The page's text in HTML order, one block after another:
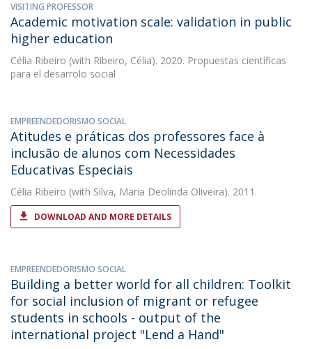
VISITING PROFESSOR
Academic motivation scale: validation in public
higher education
Célia Ribeiro (with Ribeiro, Célia). 2020. Propuestas científicas
para el desarrolo social
EMPREENDEDORISMO SOCIAL
Atitudes e práticas dos professores face à
inclusão de alunos com Necessidades
Educativas Especiais
Célia Ribeiro (with Silva, Maria Deolinda Oliveira). 2011.
DOWNLOAD AND MORE DETAILS
EMPREENDEDORISMO SOCIAL
Building a better world for all children: Toolkit
for social inclusion of migrant or refugee
students in schools - output of the
international project "Lend a Hand"